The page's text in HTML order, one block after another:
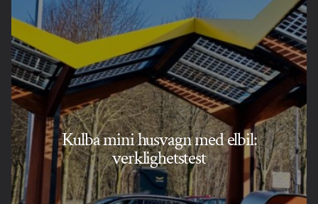
Kulba mini husvagn med elbil:
verklighetstest